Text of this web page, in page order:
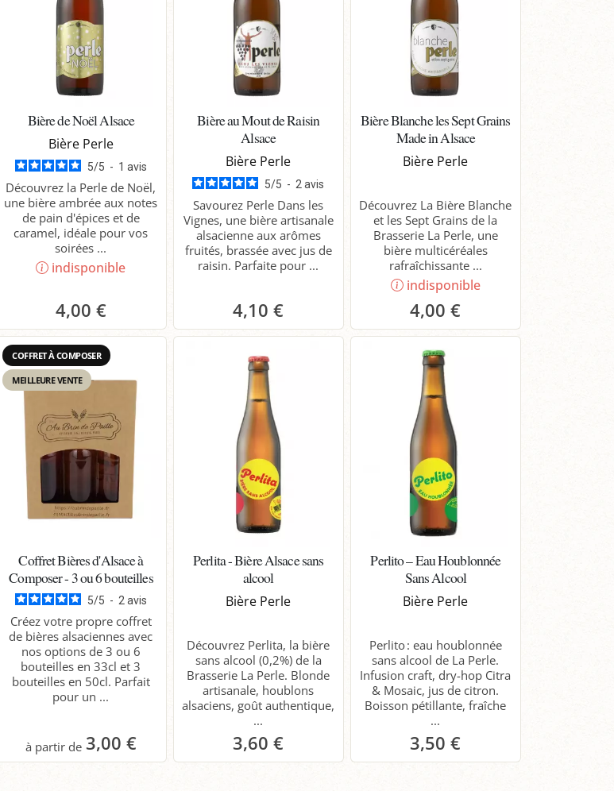
Bière de Noël Alsace
Bière Perle
5/5 - 1 avis
Découvrez la Perle de Noël,
une bière ambrée aux notes
de pain d'épices et de
caramel, idéale pour vos
soirées ...
indisponible
4,00 €
Bière au Mout de Raisin
Alsace
Bière Perle
5/5 - 2avis
Savourez Perle Dans les
Vignes, une bière artisanale
alsacienne aux arômes
fruités, brassée avec jus de
raisin. Parfaite pour ...
4,10 €
Bière Blanche les Sept Grains
Made in Alsace
Bière Perle
Découvrez La Bière Blanche
et les Sept Grains de la
Brasserie La Perle, une
bière multicéréales
rafraîchissante ...
indisponible
4,00 €
COFFRET À COMPOSER
MEILLEURE VENTE
Coffret Bières d'Alsace à
Composer - 3 ou 6 bouteilles
5/5 - 2 avis
Créez votre propre coffret
de bières alsaciennes avec
nos options de 3 ou 6
bouteilles en 33cl et 3
bouteilles en 50cl. Parfait
pour un ...
3,00 €
Perlita - Bière Alsace sans
alcool
Bière Perle
Découvrez Perlita, la bière
sans alcool (0,2%) de la
Brasserie La Perle. Blonde
artisanale, houblons
alsaciens, goût authentique,
...
3,60 €
Perlito – Eau Houblonnée
Sans Alcool
Bière Perle
Perlito : eau houblonnée
sans alcool de La Perle.
Infusion craft, dry-hop Citra
& Mosaic, jus de citron.
Boisson pétillante, fraîche
...
3,50 €